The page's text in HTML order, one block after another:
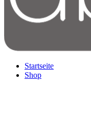
Startseite
Shop